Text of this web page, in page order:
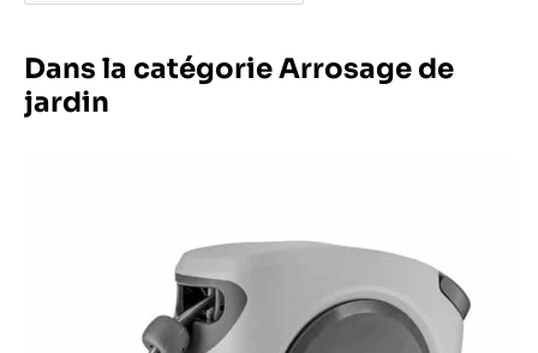
Dans la catégorie Arrosage de
jardin